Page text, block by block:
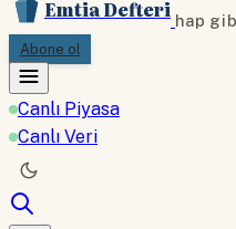
Emtia Defteri hap
Abone ol
Canlı Piyasa
Canlı Veri